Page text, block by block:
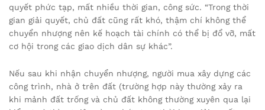
quyết phức tạp, mất nhiều thời gian, công sức. “Trong thời
gian giải quyết, chủ đất cũng rất khó, thậm chí không thể
chuyển nhượng nên kế hoạch tài chính có thể bị đổ vỡ, mất
cơ hội trong các giao dịch dân sự khác”.
Nếu sau khi nhận chuyển nhượng, người mua xây dựng các
công trình, nhà ở trên đất (trường hợp này thường xảy ra
khi mảnh đất trống và chủ đất không thường xuyên qua lại